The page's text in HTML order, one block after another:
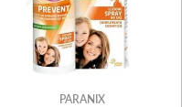
PARANIX